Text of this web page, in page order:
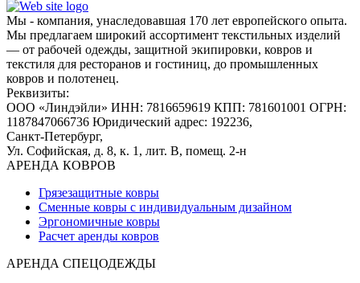
Мы - компания, унаследовавшая 170 лет европейского опыта.
Мы предлагаем широкий ассортимент текстильных изделий
— от рабочей одежды, защитной экипировки, ковров и
текстиля для ресторанов и гостиниц, до промышленных
ковров и полотенец.
Реквизиты:
ООО «Линдэйли» ИНН: 7816659619 КПП: 781601001 ОГРН:
1187847066736 Юридический адрес: 192236,
Санкт-Петербург,
Ул. Софийская, д. 8, к. 1, лит. В, помещ. 2-н
АРЕНДА КОВРОВ
Грязезащитные ковры
Сменные ковры с индивидуальным дизайном
Эргономичные ковры
Расчет аренды ковров
АРЕНДА СПЕЦОДЕЖДЫ